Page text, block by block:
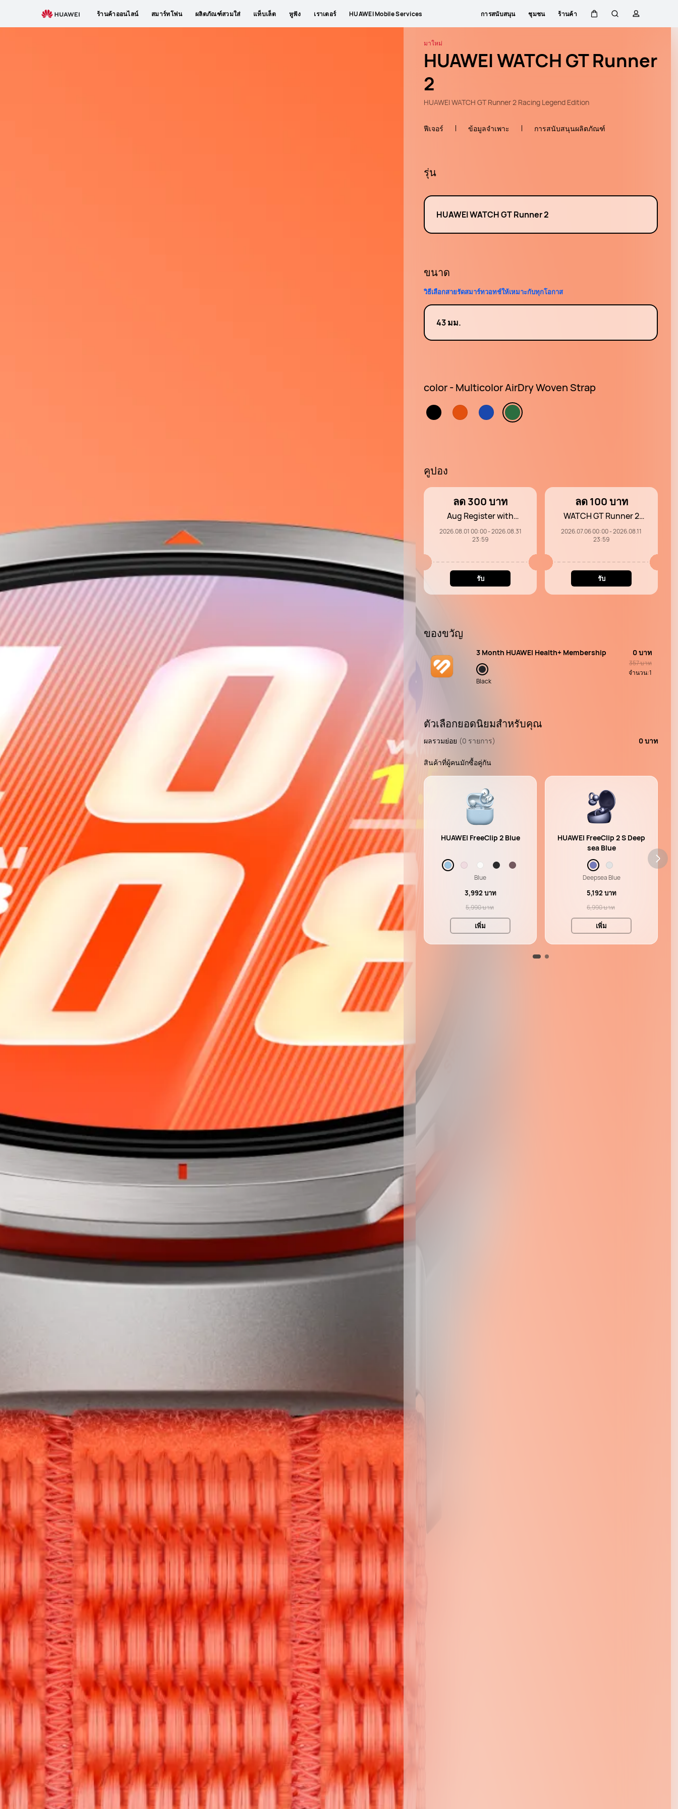
ร้านค้าออนไลน์ สมาร์ทโฟน ผลิตภัณฑ์สวมใส่ แท็บเล็ต หูฟัง เราเตอร์ HUAWEI Mobile Services การสนับสนุน ชุมชน ร้านค้า
ตะกร้าค้นหาโปรไฟล์
มาใหม่
HUAWEI WATCH GT Runner
2
HUAWEI WATCH GT Runner 2 Racing Legend Edition
ฟีเจอร์ ข้อมูลจำเพาะ การสนับสนุนผลิตภัณฑ์
รุ่น
HUAWEI WATCH GT Runner 2
ขนาด
วิธีเลือกสายรัดสมาร์ทวอทช์ให้เหมาะกับทุกโอกาส
43 มม.
color - Multicolor AirDry Woven Strap
คูปอง
ลด 300 บาท
Aug Register with
Voucher 300THB
2026.08.01 00:00 - 2026.08.31
23:59
รับ
ลด 100 บาท
WATCH GT Runner 2
Series Voucher
2026.07.06 00:00 - 2026.08.11
23:59
รับ
ของขวัญ
3 Month HUAWEI Health+ Membership
Black
0 บาท
357 บาท
จำนวน:1
ตัวเลือกยอดนิยมสำหรับคุณ
ผลรวมย่อย (0 รายการ) 0 บาท
สินค้าที่ผู้คนมักซื้อคู่กัน
HUAWEI FreeClip 2 Blue
Blue
3,992 บาท
5,990 บาท
เพิ่ม
HUAWEI FreeClip 2 S Deep
sea Blue
Deepsea Blue
5,192 บาท
6,990 บาท
เพิ่ม